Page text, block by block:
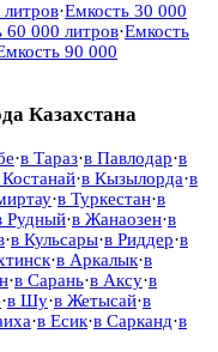
·Емкость 30 000
60 000 литров·Емкость
90 000
Казахстана
·в Тараз·в Павлодар·в
Костанай·в Кызылорда·в
·в Туркестан·в
Рудный·в Жанаозен·в
·в Кульсары·в Риддер·в
·в Аркалык·в
·в Сарань·в Аксу·в
·в Шу·в Жетысай·в
·в Есик·в Сарканд·в